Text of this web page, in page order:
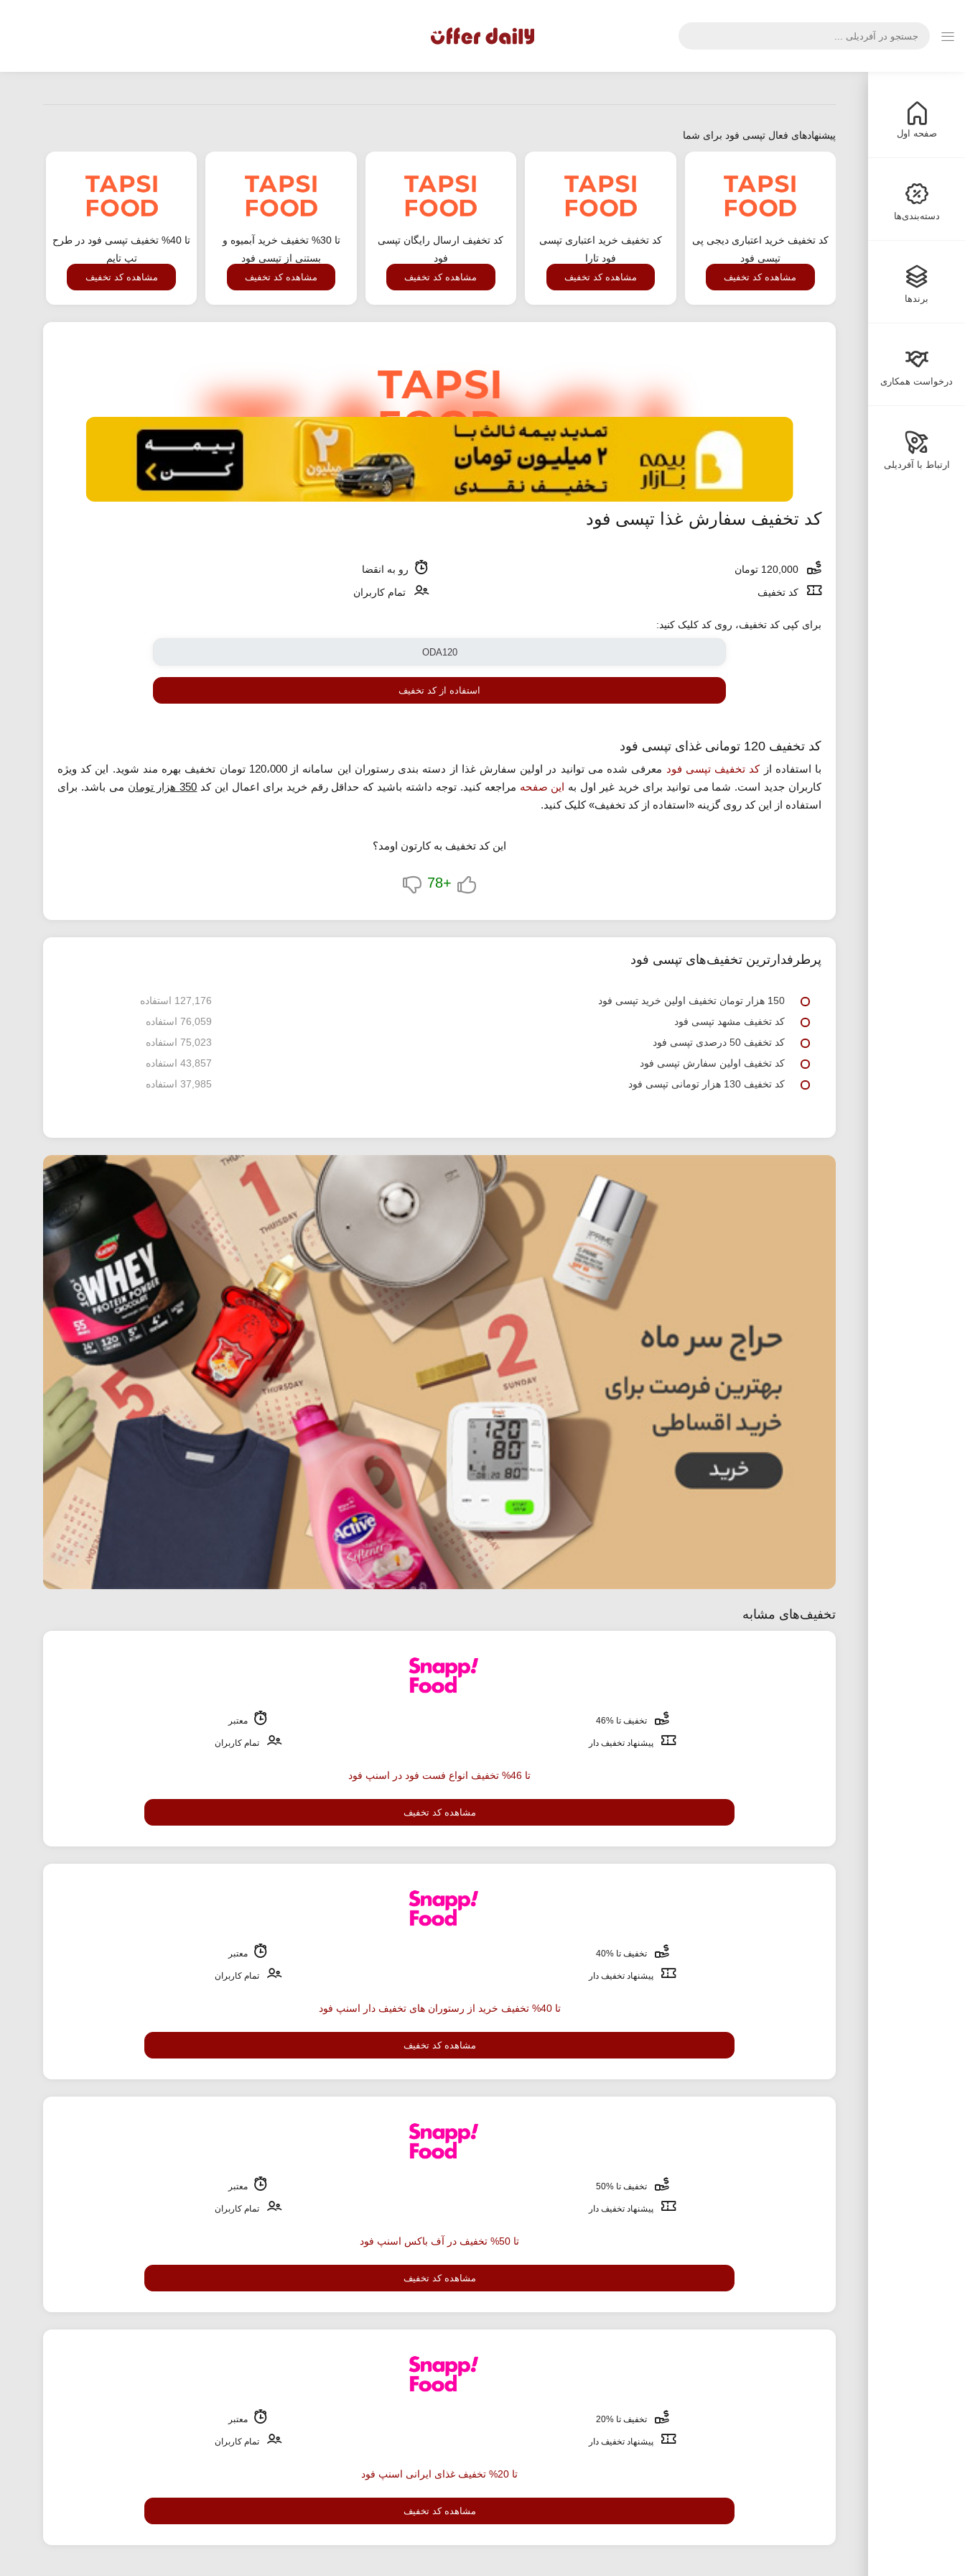
صفحه اول
دسته‌بندی‌ها
برندها
درخواست همکاری
ارتباط با آفردیلی
پیشنهادهای فعال تپسی فود برای شما
کد تخفیف خرید اعتباری دیجی پی
تپسی فود
مشاهده کد تخفیف
کد تخفیف خرید اعتباری تپسی
فود تارا
مشاهده کد تخفیف
کد تخفیف ارسال رایگان تپسی
فود
مشاهده کد تخفیف
تا 30% تخفیف خرید آبمیوه و
بستنی از تپسی فود
مشاهده کد تخفیف
تا 40% تخفیف تپسی فود در طرح
تپ تایم
مشاهده کد تخفیف
کد تخفیف سفارش غذا تپسی فود
رو به انقضا
کد تخفیف
تمام کاربران
برای کپی کد تخفیف، روی کد کلیک کنید:
استفاده از کد تخفیف
کد تخفیف 120 تومانی غذای تپسی فود
با استفاده ازکد تخفیف تپسی فود
معرفی شده می توانید در اولین سفارش غذا از دسته بندی رستوران این سامانه از 120،000 تومان تخفیف بهره مند شوید. این کد ویژه
کاربران جدید است. شما می توانید برای خرید غیر اول به این صفحه مراجعه کنید. توجه داشته باشید که حداقل رقم خرید برای اعمال این کد 350 هزار تومان
می باشد. برای
استفاده از این کد روی گزینه «استفاده از کد تخفیف» کلیک کنید.
این کد تخفیف به کارتون اومد؟
+78
پرطرفدارترین تخفیف‌های تپسی فود
150 هزار تومان تخفیف اولین خرید تپسی فود
127,176 استفاده
کد تخفیف مشهد تپسی فود
76,059 استفاده
کد تخفیف 50 درصدی تپسی فود
75,023 استفاده
کد تخفیف اولین سفارش تپسی فود
43,857 استفاده
کد تخفیف 130 هزار تومانی تپسی فود
37,985 استفاده
تخفیف‌های مشابه
تخفیف تا %46 معتبر
پیشنهاد تخفیف دار تمام کاربران
تا 46% تخفیف انواع فست فود در اسنپ فود
مشاهده کد تخفیف
تخفیف تا %40 معتبر
پیشنهاد تخفیف دار تمام کاربران
تا 40% تخفیف خرید از رستوران های تخفیف دار اسنپ فود
مشاهده کد تخفیف
تخفیف تا %50 معتبر
پیشنهاد تخفیف دار تمام کاربران
تا 50% تخفیف در آف باکس اسنپ فود
مشاهده کد تخفیف
تخفیف تا %20 معتبر
پیشنهاد تخفیف دار تمام کاربران
تا 20% تخفیف غذای ایرانی اسنپ فود
مشاهده کد تخفیف